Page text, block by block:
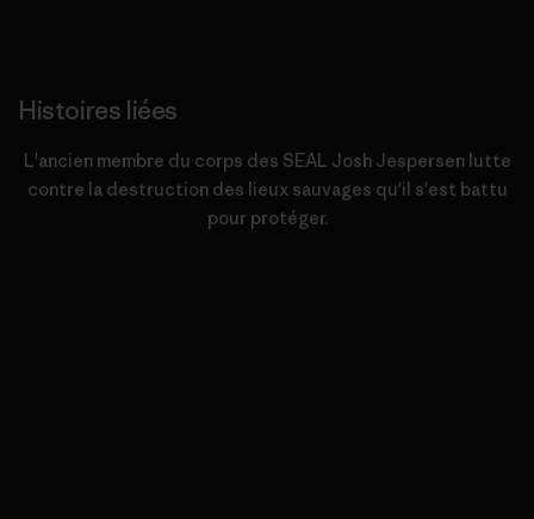
Histoires liées
L'ancien membre du corps des SEAL Josh Jespersen lutte
contre la destruction des lieux sauvages qu'il s'est battu
pour protéger.